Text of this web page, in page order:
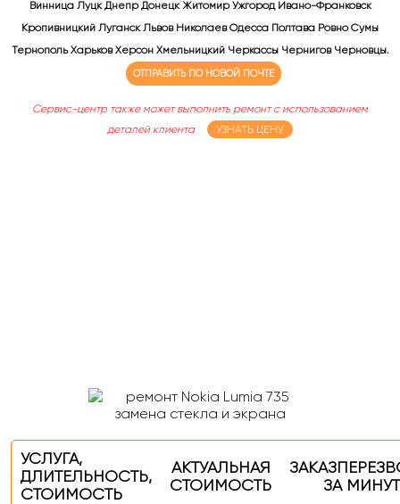
Винница Луцк Днепр Донецк Житомир Ужгород Ивано-Франковск
Кропивницкий Луганск Львов Николаев Одесса Полтава Ровно Сумы
Тернополь Харьков Херсон Хмельницкий Черкассы Чернигов Черновцы.
ОТПРАВИТЬ ПО НОВОЙ ПОЧТЕ
Сервис-центр также может выполнить ремонт с использованием
деталей клиента
УЗНАТЬ ЦЕНУ
УСЛУГА,
ДЛИТЕЛЬНОСТЬ,
СТОИМОСТЬ
АКТУАЛЬНАЯ
СТОИМОСТЬ
ЗАКАЗ
ЗА